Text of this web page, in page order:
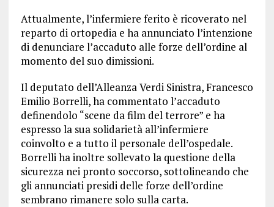
Attualmente, l’infermiere ferito è ricoverato nel
reparto di ortopedia e ha annunciato l’intenzione
di denunciare l’accaduto alle forze dell’ordine al
momento del suo dimissioni.
Il deputato dell’Alleanza Verdi Sinistra, Francesco
Emilio Borrelli, ha commentato l’accaduto
definendolo “scene da film del terrore” e ha
espresso la sua solidarietà all’infermiere
coinvolto e a tutto il personale dell’ospedale.
Borrelli ha inoltre sollevato la questione della
sicurezza nei pronto soccorso, sottolineando che
gli annunciati presidi delle forze dell’ordine
sembrano rimanere solo sulla carta.